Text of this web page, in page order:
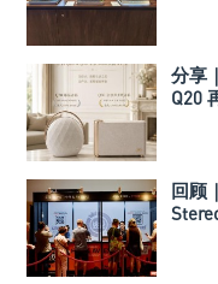
分享
Q20
回顾